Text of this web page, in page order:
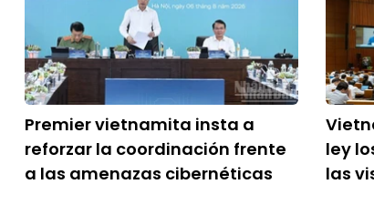
Premier vietnamita insta a
reforzar la coordinación frente
a las amenazas cibernéticas
ley
las